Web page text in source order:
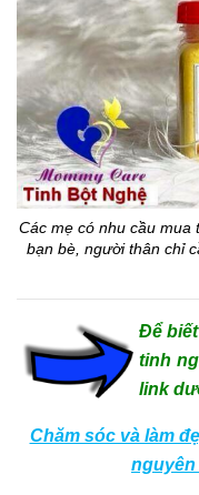
Các mẹ có nhu cầu mua
bạn bè, người thân chỉ
Để
tinh
link
Chăm sóc và làm
nguyên